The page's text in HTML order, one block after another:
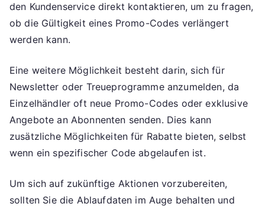
den Kundenservice direkt kontaktieren, um zu fragen,
ob die Gültigkeit eines Promo-Codes verlängert
werden kann.
Eine weitere Möglichkeit besteht darin, sich für
Newsletter oder Treueprogramme anzumelden, da
Einzelhändler oft neue Promo-Codes oder exklusive
Angebote an Abonnenten senden. Dies kann
zusätzliche Möglichkeiten für Rabatte bieten, selbst
wenn ein spezifischer Code abgelaufen ist.
Um sich auf zukünftige Aktionen vorzubereiten,
sollten Sie die Ablaufdaten im Auge behalten und